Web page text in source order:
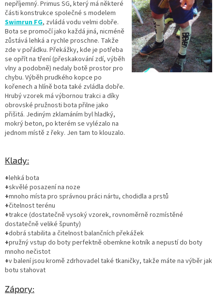
nepříjemný. Primus SG, který má některé
části konstrukce společné s modelem
Swimrun FG, zvládá vodu velmi dobře.
Bota se promočí jako každá jiná, nicméně
zůstává lehká a rychle proschne. Takže
zde v pořádku. Překážky, kde je potřeba
se opřít na tření (přeskakování zdí, výběh
vlny a podobně) nedaly botě prostor pro
chybu. Výběh prudkého kopce po
kořenech a hlíně bota také zvládla dobře.
Hrubý vzorek má výbornou trakci a díky
obrovské pružnosti bota přilne jako
přišitá. Jediným zklamáním byl hladký,
mokrý beton, po kterém se vylézalo na
jednom místě z řeky. Jen tam to klouzalo.
Klady:
+lehká bota
+skvělé posazení na noze
+mnoho místa pro správnou práci nártu, chodidla a prstů
+čitelnost terénu
+trakce (dostatečně vysoký vzorek, rovnoměrně rozmístěné
dostatečně veliké špunty)
+dobrá stabilita a čitelnost balančních překážek
+pružný vstup do boty perfektně obemkne kotník a nepustí do boty
mnoho nečistot
+v balení jsou kromě zdrhovadel také tkaničky, takže máte na výběr jak
botu stahovat
Zápory: